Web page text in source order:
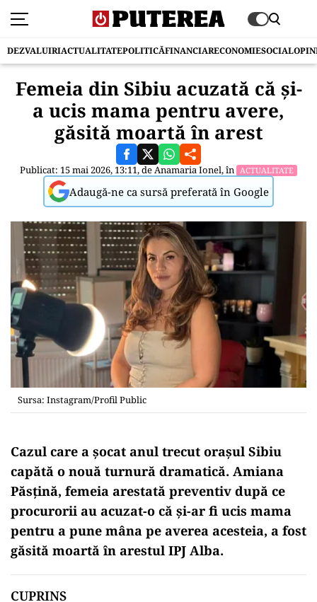
DEZVALUIRIACTUALITATEPOLITICĂFINANCIARECONOMIESOCIAL
Femeia din Sibiu acuzată că și-
a ucis mama pentru avere,
găsită moartă în arest
Publicat: 15 mai 2026, 13:11, deAnamaria Ionel, în ACTUALITATE
Adaugă-ne ca sursă preferată în Google
Sursa: Instagram/Profil Public
Cazul care a șocat anul trecut orașul Sibiu
capătă o nouă turnură dramatică. Amiana
Păsțină, femeia arestată preventiv după ce
procurorii au acuzat-o că și-ar fi ucis mama
pentru a pune mâna pe averea acesteia, a fost
găsită moartă în arestul IPJ Alba.
CUPRINS